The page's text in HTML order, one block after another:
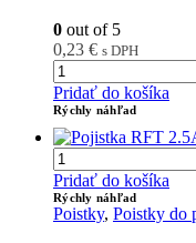
0 out of 5
0,23 € s DPH
Pridať do košíka
Rýchly náhľad
Pridať do košíka
Rýchly náhľad
Poistky, Poistky do